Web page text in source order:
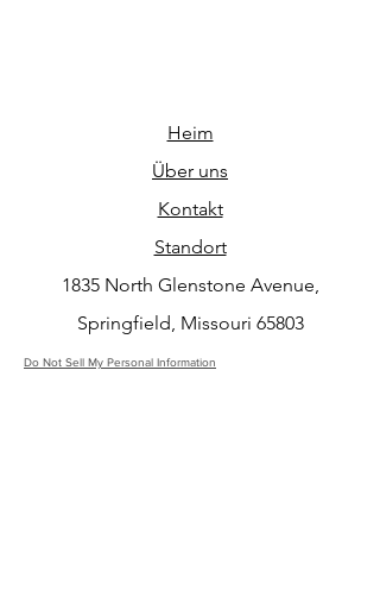
Heim
Über uns
Kontakt
Standort
1835 North Glenstone Avenue,
Springfield, Missouri 65803
Do Not Sell My Personal Information